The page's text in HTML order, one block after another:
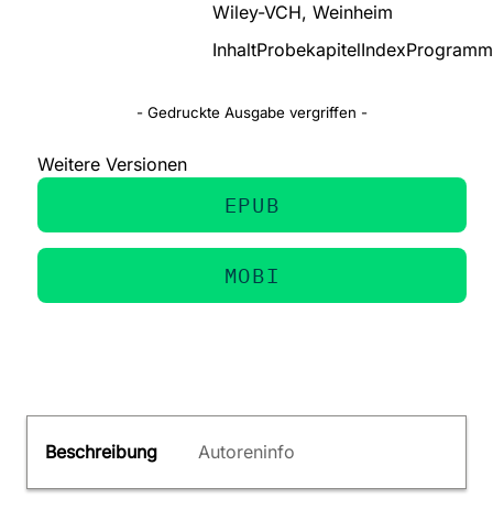
Wiley-VCH, Weinheim
InhaltProbekapitelIndex
- Gedruckte Ausgabe vergriffen -
Weitere Versionen
EPUB
MOBI
Beschreibung Autoreninfo